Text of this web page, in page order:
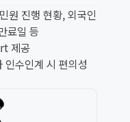
원 진행 현황, 외국인
료일 등
제공
수인계 시 편의성